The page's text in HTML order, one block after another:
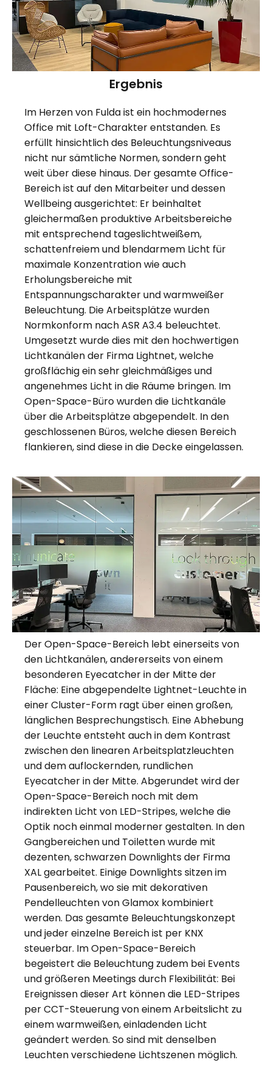
Ergebnis
Im Herzen von Fulda ist ein hochmodernes
Office mit Loft-Charakter entstanden. Es
erfüllt hinsichtlich des Beleuchtungsniveaus
nicht nur sämtliche Normen, sondern geht
weit über diese hinaus. Der gesamte Office-
Bereich ist auf den Mitarbeiter und dessen
Wellbeing ausgerichtet: Er beinhaltet
gleichermaßen produktive Arbeitsbereiche
mit entsprechend tageslichtweißem,
schattenfreiem und blendarmem Licht für
maximale Konzentration wie auch
Erholungsbereiche mit
Entspannungscharakter und warmweißer
Beleuchtung. Die Arbeitsplätze wurden
Normkonform nach ASR A3.4 beleuchtet.
Umgesetzt wurde dies mit den hochwertigen
Lichtkanälen der Firma Lightnet, welche
großflächig ein sehr gleichmäßiges und
angenehmes Licht in die Räume bringen. Im
Open-Space-Büro wurden die Lichtkanäle
über die Arbeitsplätze abgependelt. In den
geschlossenen Büros, welche diesen Bereich
flankieren, sind diese in die Decke eingelassen.
Der Open-Space-Bereich lebt einerseits von
den Lichtkanälen, andererseits von einem
besonderen Eyecatcher in der Mitte der
Fläche: Eine abgependelte Lightnet-Leuchte in
einer Cluster-Form ragt über einen großen,
länglichen Besprechungstisch. Eine Abhebung
der Leuchte entsteht auch in dem Kontrast
zwischen den linearen Arbeitsplatzleuchten
und dem auflockernden, rundlichen
Eyecatcher in der Mitte. Abgerundet wird der
Open-Space-Bereich noch mit dem
indirekten Licht von LED-Stripes, welche die
Optik noch einmal moderner gestalten. In den
Gangbereichen und Toiletten wurde mit
dezenten, schwarzen Downlights der Firma
XAL gearbeitet. Einige Downlights sitzen im
Pausenbereich, wo sie mit dekorativen
Pendelleuchten von Glamox kombiniert
werden. Das gesamte Beleuchtungskonzept
und jeder einzelne Bereich ist per KNX
steuerbar. Im Open-Space-Bereich
begeistert die Beleuchtung zudem bei Events
und größeren Meetings durch Flexibilität: Bei
Ereignissen dieser Art können die LED-Stripes
per CCT-Steuerung von einem Arbeitslicht zu
einem warmweißen, einladenden Licht
geändert werden. So sind mit denselben
Leuchten verschiedene Lichtszenen möglich.